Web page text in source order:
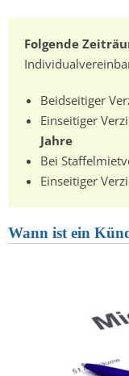
Folgende
Beidseitiger
Einseitiger
Jahre
Bei
Einseitiger
Wann ist ein